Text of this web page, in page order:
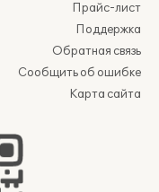
Прайс-лист
Поддержка
Обратная связь
Сообщить об ошибке
Карта сайта